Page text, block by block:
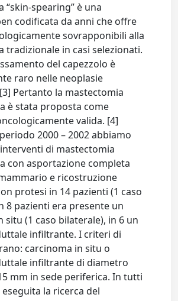
“skin-spearing” è una
codificata da anni che offre
sovrapponibili alla
tradizionale in casi selezionati.
del capezzolo è
raro nelle neoplasie
Pertanto la mastectomia
è stata proposta come
valida. [4]
2000 – 2002 abbiamo
di mastectomia
con asportazione completa
e ricostruzione
protesi in 14 pazienti (1 caso
8 pazienti era presente un
situ (1 caso bilaterale), in 6 un
infiltrante. I criteri di
carcinoma in situ o
infiltrante di diametro
mm in sede periferica. In tutti
eseguita la ricerca del